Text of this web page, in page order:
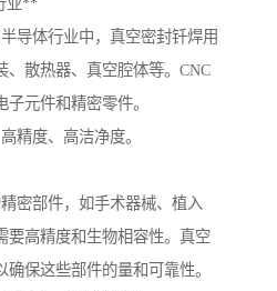
业**
导体行业中，真空密封钎焊用
、散热器、真空腔体等。CNC
元件和精密零件。
精度、高洁净度。
密部件，如手术器械、植入
要高精度和生物相容性。真空
确保这些部件的量和可靠性。